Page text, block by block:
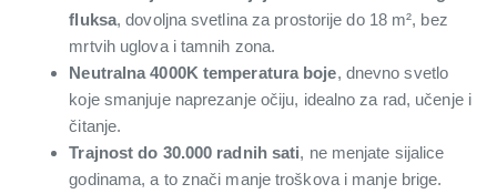
fluksa, dovoljna svetlina za prostorije do 18 m², bez
mrtvih uglova i tamnih zona.
Neutralna 4000K temperatura boje, dnevno svetlo
koje smanjuje naprezanje očiju, idealno za rad, učenje i
čitanje.
Trajnost do 30.000 radnih sati, ne menjate sijalice
godinama, a to znači manje troškova i manje brige.